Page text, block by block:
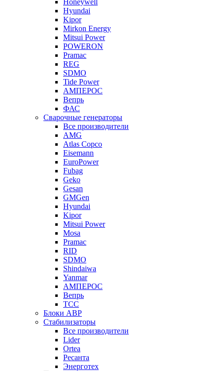
Honeywell
Hyundai
Kipor
Mirkon Energy
Mitsui Power
POWERON
Pramac
REG
SDMO
Tide Power
АМПЕРОС
Вепрь
ФАС
Сварочные генераторы
Все производители
AMG
Atlas Copco
Eisemann
EuroPower
Fubag
Geko
Gesan
GMGen
Hyundai
Kipor
Mitsui Power
Mosa
Pramac
RID
SDMO
Shindaiwa
Yanmar
АМПЕРОС
Вепрь
ТСС
Блоки АВР
Стабилизаторы
Все производители
Lider
Ortea
Ресанта
Энерготех